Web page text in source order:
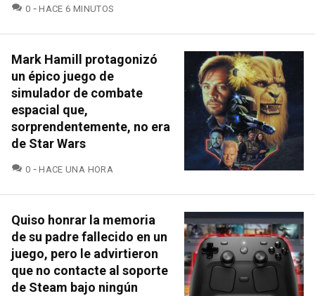
0 COMENTARIOS
HACE 6 MINUTOS
Mark Hamill protagonizó
un épico juego de
simulador de combate
espacial que,
sorprendentemente, no era
de Star Wars
0 COMENTARIOS
HACE UNA HORA
Quiso honrar la memoria
de su padre fallecido en un
juego, pero le advirtieron
que no contacte al soporte
de Steam bajo ningún